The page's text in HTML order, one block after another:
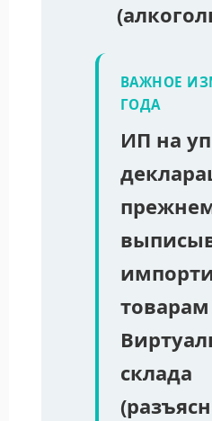
ВАЖНОЕ
ГОДА
ИП на
склада